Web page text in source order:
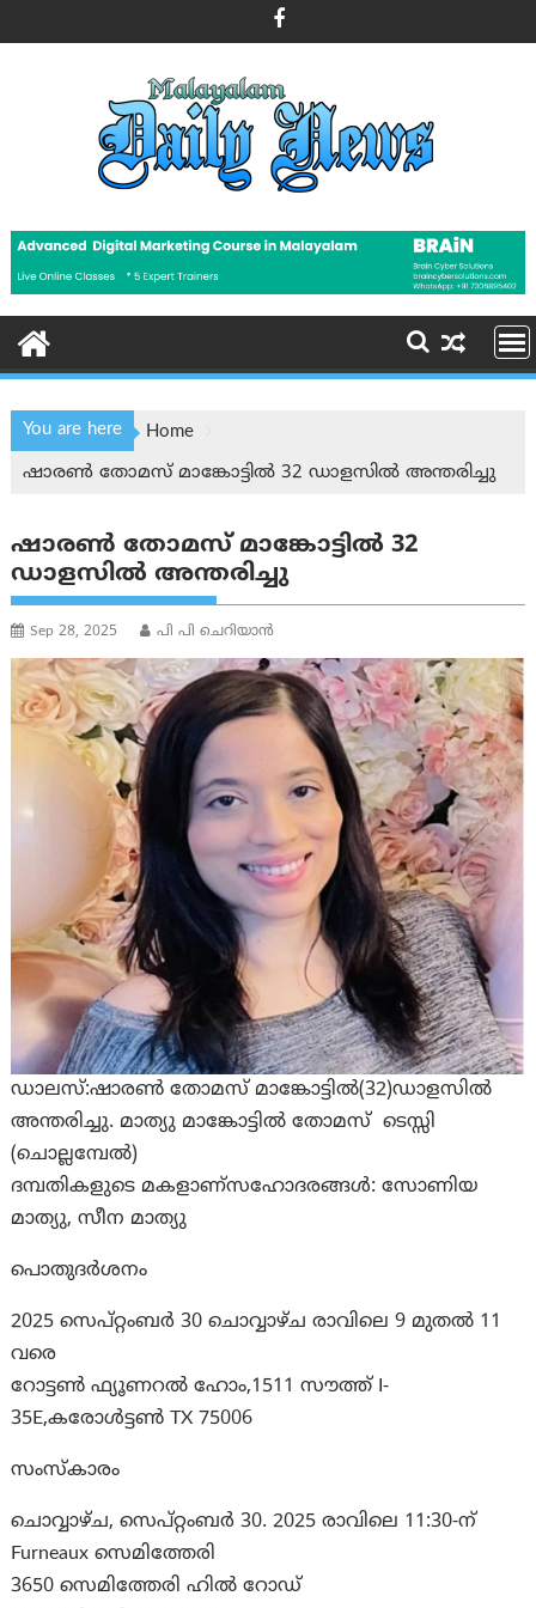
to
You are here
Home
ഷാരൺ തോമസ് മാങ്കോട്ടിൽ 32 ഡാളസിൽ അന്തരിച്ചു
ഷാരൺ തോമസ് മാങ്കോട്ടിൽ 32
ഡാളസിൽ അന്തരിച്ചു
Sep 28, 2025 പി പി ചെറിയാൻ
ഡാലസ്:ഷാരൺ തോമസ് മാങ്കോട്ടിൽ(32)ഡാളസിൽ
അന്തരിച്ചു. മാത്യു മാങ്കോട്ടിൽ തോമസ്‌ ടെസ്സി
(ചൊല്ലമ്പേൽ)
ദമ്പതികളുടെ മകളാണ്സഹോദരങ്ങൾ: സോണിയ
മാത്യു, സീന മാത്യു
പൊതുദർശനം
2025 സെപ്റ്റംബർ 30 ചൊവ്വാഴ്ച രാവിലെ 9 മുതൽ 11
വരെ
റോട്ടൺ ഫ്യൂണറൽ ഹോം,1511 സൗത്ത് I-
35E,കരോൾട്ടൺ TX 75006
സംസ്കാരം
ചൊവ്വാഴ്ച, സെപ്റ്റംബർ 30. 2025 രാവിലെ 11:30-ന്
Furneaux സെമിത്തേരി
3650 സെമിത്തേരി ഹിൽ റോഡ്